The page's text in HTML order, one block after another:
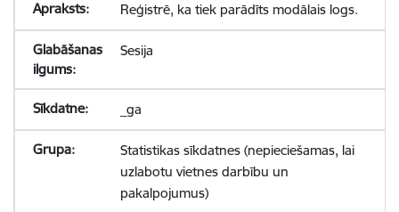
Reģistrē, ka tiek parādīts modālais logs.
Sesija
_ga
Statistikas sīkdatnes (nepieciešamas, lai
uzlabotu vietnes darbību un
pakalpojumus)